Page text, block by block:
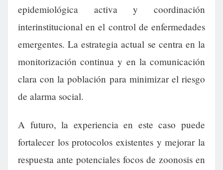
epidemiológica activa y coordinación
interinstitucional en el control de enfermedades
emergentes. La estrategia actual se centra en la
monitorización continua y en la comunicación
clara con la población para minimizar el riesgo
de alarma social.
A futuro, la experiencia en este caso puede
fortalecer los protocolos existentes y mejorar la
respuesta ante potenciales focos de zoonosis en